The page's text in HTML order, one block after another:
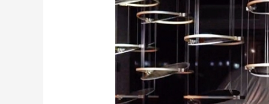
Center:
Κουρτίνα
κινούμενων
Pixel